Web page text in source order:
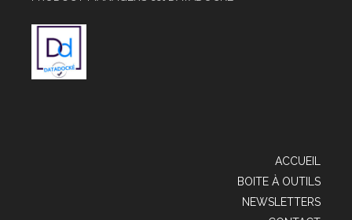
ACCUEIL
BOITE À OUTILS
NEWSLETTERS